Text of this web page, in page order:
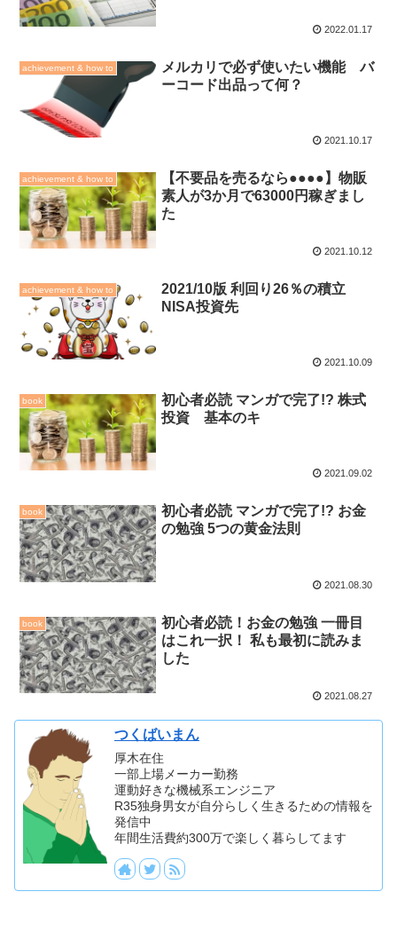
2022.01.17
achievement & how to
メルカリで必ず使いたい機能 バ
ーコード出品って何？
2021.10.17
achievement & how to
【不要品を売るなら●●●●】物販
素人が3か月で63000円稼ぎまし
た
2021.10.12
achievement & how to
2021/10版 利回り26％の積立
NISA投資先
2021.10.09
book
初心者必読 マンガで完了!? 株式
投資 基本のキ
2021.09.02
book
初心者必読 マンガで完了!? お金
の勉強 5つの黄金法則
2021.08.30
book
初心者必読！お金の勉強 一冊目
はこれ一択！ 私も最初に読みま
した
2021.08.27
つくばいまん
厚木在住
一部上場メーカー勤務
運動好きな機械系エンジニア
R35独身男女が自分らしく生きるための情報を
発信中
年間生活費約300万で楽しく暮らしてます